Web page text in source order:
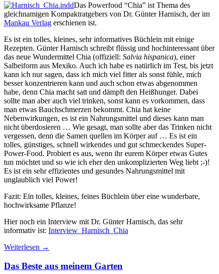
Das Powerfood “Chia” ist Thema des
gleichnamigen Kompaktratgebers von Dr. Günter Harnisch, der im
Mankau Verlag erschienen ist.
Es ist ein tolles, kleines, sehr informatives Büchlein mit einige
Rezepten. Günter Harnisch schreibt flüssig und hochinteressant über
das neue Wundermittel Chia (offiziell: Salvia hispanica), einer
Salbeiform aus Mexiko. Auch ich habe es natürlich im Test, bis jetzt
kann ich nur sagen, dass ich mich viel fitter als sonst fühle, mich
besser konzentrieren kann und auch schon etwas abgenommen
habe, denn Chia macht satt und dämpft den Heißhunger. Dabei
sollte man aber auch viel trinken, sonst kann es vorkommen, dass
man etwas Bauchschmerzen bekommt. Chia hat keine
Nebenwirkungen, es ist ein Nahrungsmittel und dieses kann man
nicht überdosieren … Wie gesagt, man sollte aber das Trinken nicht
vergessen, denn die Samen quellen im Körper auf … Es ist ein
tolles, günstiges, schnell wirkendes und gut schmeckendes Super-
Power-Food. Probiert es aus, wenn ihr eurem Körper etwas Gutes
tun möchtet und so wie ich eher den unkomplizierten Weg liebt ;-)!
Es ist ein sehr effizientes und gesundes Nahrungsmittel mit
unglaublich viel Power!
Fazit: Ein tolles, kleines, feines Büchlein über eine wunderbare,
hochwirksame Pflanze!
Hier noch ein Interview mit Dr. Günter Harnisch, das sehr
informativ ist: Interview_Harnisch_Chia
Weiterlesen →
Das Beste aus meinem Garten